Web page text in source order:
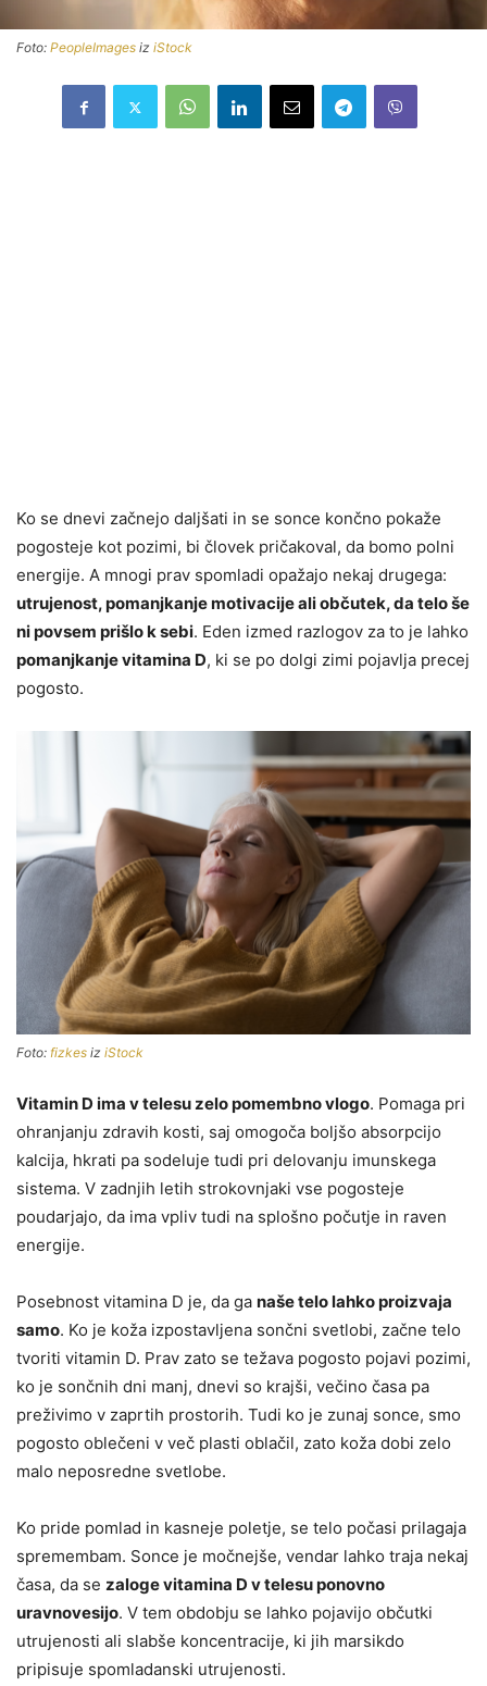
Foto: PeopleImages iz iStock
Ko se dnevi začnejo daljšati in se sonce končno pokaže
pogosteje kot pozimi, bi človek pričakoval, da bomo polni
energije. A mnogi prav spomladi opažajo nekaj drugega:
utrujenost, pomanjkanje motivacije ali občutek, da telo še
ni povsem prišlo k sebi. Eden izmed razlogov za to je lahko
pomanjkanje vitamina D, ki se po dolgi zimi pojavlja precej
pogosto.
Foto: fizkes iz iStock
Vitamin D ima v telesu zelo pomembno vlogo. Pomaga pri
ohranjanju zdravih kosti, saj omogoča boljšo absorpcijo
kalcija, hkrati pa sodeluje tudi pri delovanju imunskega
sistema. V zadnjih letih strokovnjaki vse pogosteje
poudarjajo, da ima vpliv tudi na splošno počutje in raven
energije.
Posebnost vitamina D je, da ga naše telo lahko proizvaja
samo. Ko je koža izpostavljena sončni svetlobi, začne telo
tvoriti vitamin D. Prav zato se težava pogosto pojavi pozimi,
ko je sončnih dni manj, dnevi so krajši, večino časa pa
preživimo v zaprtih prostorih. Tudi ko je zunaj sonce, smo
pogosto oblečeni v več plasti oblačil, zato koža dobi zelo
malo neposredne svetlobe.
Ko pride pomlad in kasneje poletje, se telo počasi prilagaja
spremembam. Sonce je močnejše, vendar lahko traja nekaj
časa, da se zaloge vitamina D v telesu ponovno
uravnovesijo. V tem obdobju se lahko pojavijo občutki
utrujenosti ali slabše koncentracije, ki jih marsikdo
pripisuje spomladanski utrujenosti.